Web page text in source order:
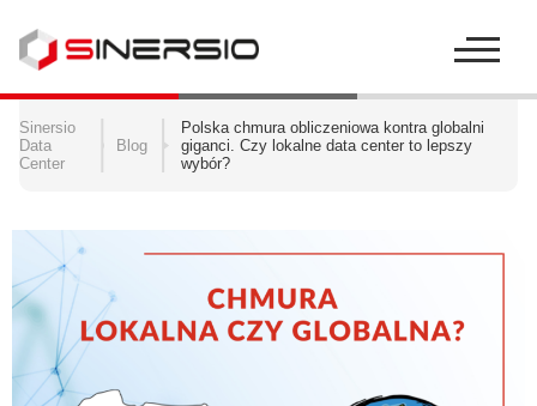
Szukaj:
Sinersio
Data
Center
Blog
Polska chmura obliczeniowa kontra globalni
giganci. Czy lokalne data center to lepszy
wybór?